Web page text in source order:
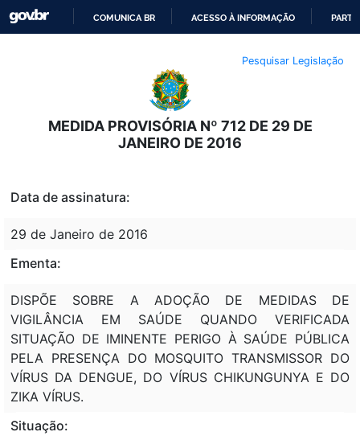
O
CONTEÚDO
COMUNICA BR ACESSO À INFORMAÇÃO
Pesquisar Legislação
MEDIDA PROVISÓRIA Nº 712 DE 29 DE
JANEIRO DE 2016
Data de assinatura:
29 de Janeiro de 2016
Ementa:
DISPÕE SOBRE A ADOÇÃO DE MEDIDAS DE
VIGILÂNCIA EM SAÚDE QUANDO VERIFICADA
SITUAÇÃO DE IMINENTE PERIGO À SAÚDE PÚBLICA
PELA PRESENÇA DO MOSQUITO TRANSMISSOR DO
VÍRUS DA DENGUE, DO VÍRUS CHIKUNGUNYA E DO
ZIKA VÍRUS.
Situação: